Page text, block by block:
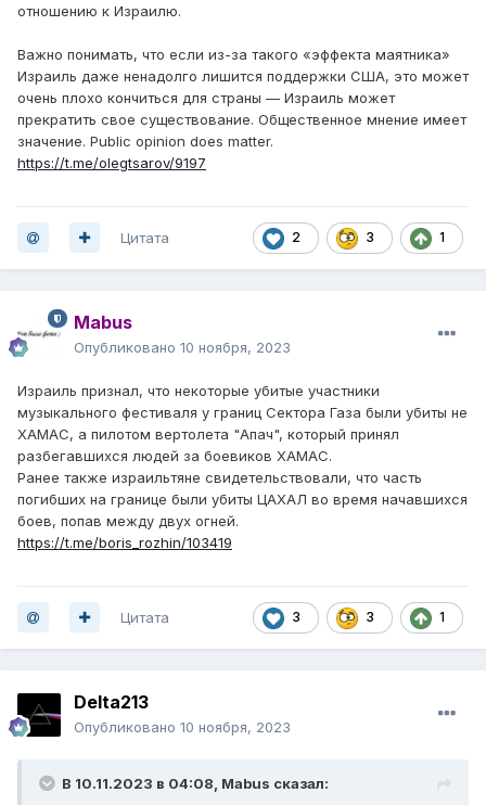
отношению к Израилю.
Важно понимать, что если из-за такого «эффекта маятника»
Израиль даже ненадолго лишится поддержки США, это может
очень плохо кончиться для страны — Израиль может
прекратить свое существование. Общественное мнение имеет
значение. Public opinion does matter.
https://t.me/olegtsarov/9197
2 3 1
Цитата
Mabus
Опубликовано 10 ноября, 2023
Израиль признал, что некоторые убитые участники
музыкального фестиваля у границ Сектора Газа были убиты не
ХАМАС, а пилотом вертолета "Апач", который принял
разбегавшихся людей за боевиков ХАМАС.
Ранее также израильтяне свидетельствовали, что часть
погибших на границе были убиты ЦАХАЛ во время начавшихся
боев, попав между двух огней.
https://t.me/boris_rozhin/103419
3 3 1
Цитата
Delta213
Опубликовано 10 ноября, 2023
В 10.11.2023 в 04:08, Mabus сказал: